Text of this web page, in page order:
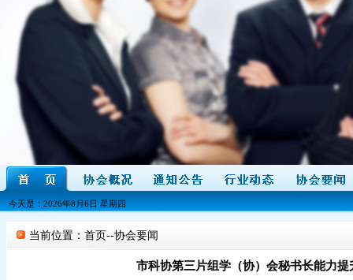
今天是：2026年8月6日 星期四
当前位置：首页--协会要闻
市科协第三片组学（协）会秘书长能力